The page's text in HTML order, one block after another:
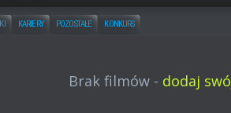
KARIERY POZOSTAŁE KONKURS
Brak filmów - dodaj